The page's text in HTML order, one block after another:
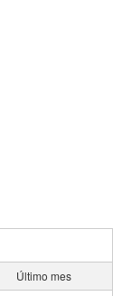
Último mes